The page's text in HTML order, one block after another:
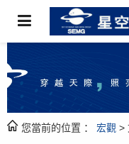
您當前的位置 ： 宏觀 >